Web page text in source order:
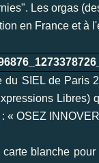
Les orgas
en France et à
SIEL de Paris
Libres)
« OSEZ
blanche